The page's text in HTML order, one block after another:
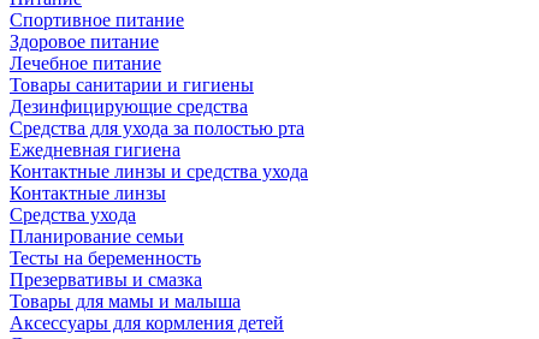
Спортивное питание
Здоровое питание
Лечебное питание
Товары санитарии и гигиены
Дезинфицирующие средства
Средства для ухода за полостью рта
Ежедневная гигиена
Контактные линзы и средства ухода
Контактные линзы
Средства ухода
Планирование семьи
Тесты на беременность
Презервативы и смазка
Товары для мамы и малыша
Аксессуары для кормления детей